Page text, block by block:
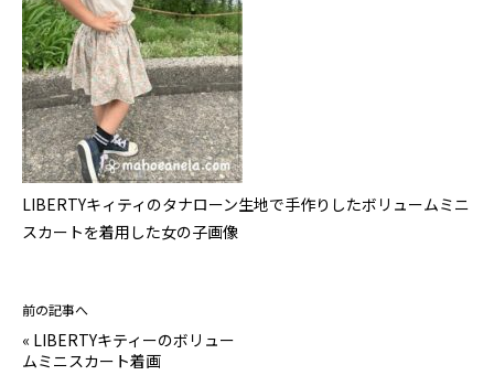
LIBERTYキィティのタナローン生地で手作りしたボリュームミニ
スカートを着用した女の子画像
前の記事へ
« LIBERTYキティーのボリュー
ムミニスカート着画